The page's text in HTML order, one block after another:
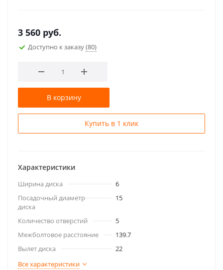
3 560 руб.
Доступно к заказу(80)
В корзину
Купить в 1 клик
Характеристики
Ширина диска
6
Посадочный диаметр
диска
15
Количество отверстий
5
Межболтовое расстояние
139.7
Вылет диска
22
Все характеристики